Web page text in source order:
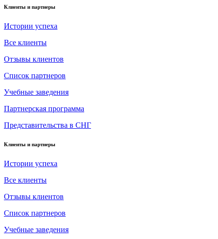
Клиенты и партнеры
Истории успеха
Все клиенты
Отзывы клиентов
Список партнеров
Учебные заведения
Партнерская программа
Представительства в СНГ
Клиенты и партнеры
Истории успеха
Все клиенты
Отзывы клиентов
Список партнеров
Учебные заведения